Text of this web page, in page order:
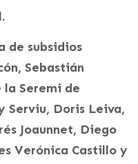
de subsidios
Sebastián
Seremi de
Serviu, Doris Leiva,
Joaunnet, Diego
Verónica Castillo y